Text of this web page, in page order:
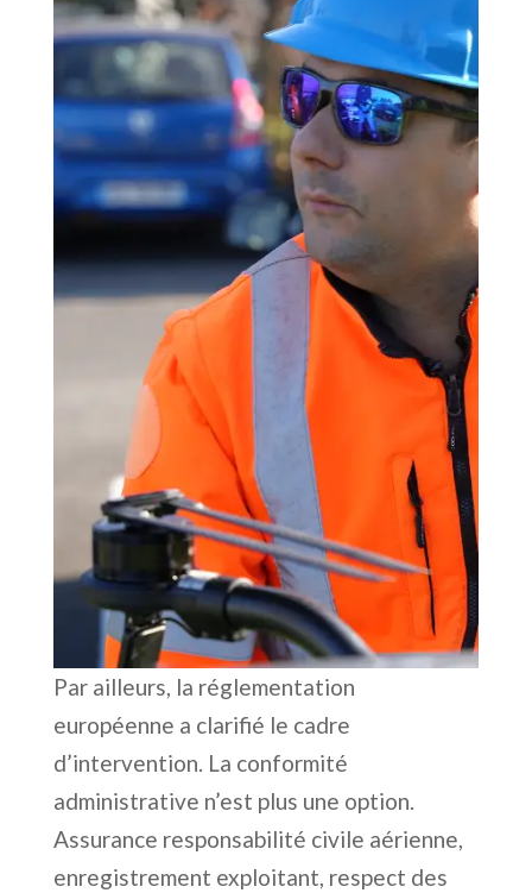
Par ailleurs, la réglementation
européenne a clarifié le cadre
d’intervention. La conformité
administrative n’est plus une option.
Assurance responsabilité civile aérienne,
enregistrement exploitant, respect des